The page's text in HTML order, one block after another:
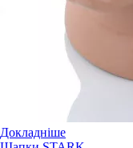
Докладніше